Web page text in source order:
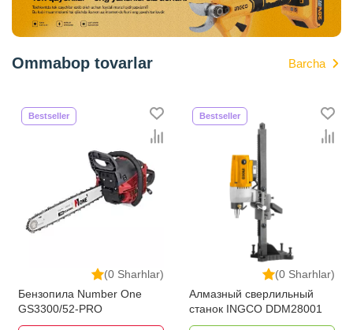
Ommabop tovarlar Barcha
(0 Sharhlar)
Bestseller
Бензопила Number One
GS3300/52-PRO
(0 Sharhlar)
Bestseller
Алмазный сверлильный
станок INGCO DDM28001